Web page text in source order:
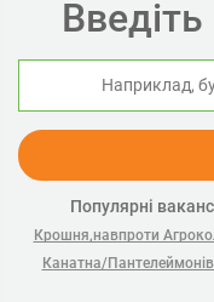
Введіть
Популярні
Крошня,навпроти
Канатна/